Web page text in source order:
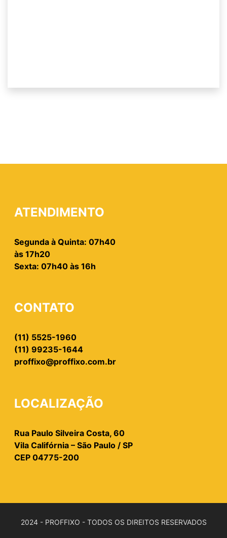
ATENDIMENTO
Segunda à Quinta: 07h40
às 17h20
Sexta: 07h40 às 16h
CONTATO
(11) 5525-1960
(11) 99235-1644
proffixo@proffixo.com.br
LOCALIZAÇÃO
Rua Paulo Silveira Costa, 60
Vila Califórnia – São Paulo / SP
CEP 04775-200
2024 - PROFFIXO - TODOS OS DIREITOS RESERVADOS